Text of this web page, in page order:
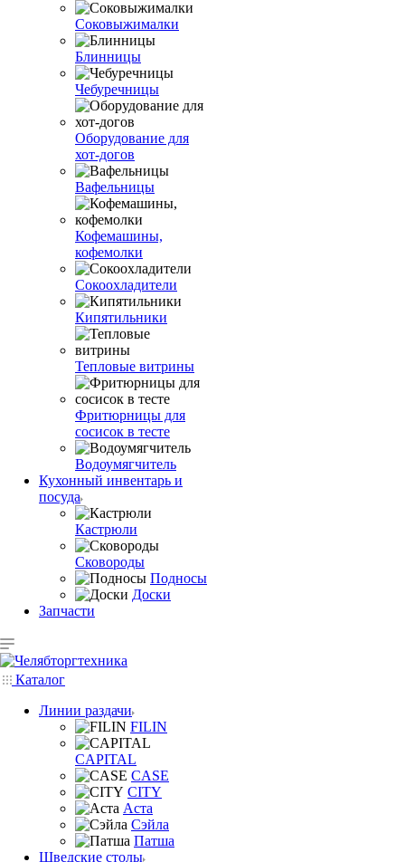
Соковыжималки
Блинницы
Чебуречницы
Оборудование для
хот-догов
Вафельницы
Кофемашины,
кофемолки
Сокоохладители
Кипятильники
Тепловые витрины
Фритюрницы для
сосисок в тесте
Водоумягчитель
Кухонный инвентарь и
посуда
Кастрюли
Сковороды
Подносы
Доски
Запчасти
Каталог
Линии раздачи
FILIN
CAPITAL
CASE
CITY
Аста
Сэйла
Патша
Шведские столы